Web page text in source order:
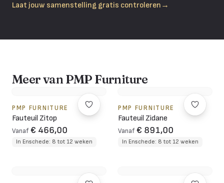
Laat jouw samenstelling gratis controleren →
Meer van PMP Furniture
PMP FURNITURE
Fauteuil Zitop
Vanaf € 466,00
In Enschede: 8 tot 12 weken
PMP FURNITURE
Fauteuil Zidane
Vanaf € 891,00
In Enschede: 8 tot 12 weken